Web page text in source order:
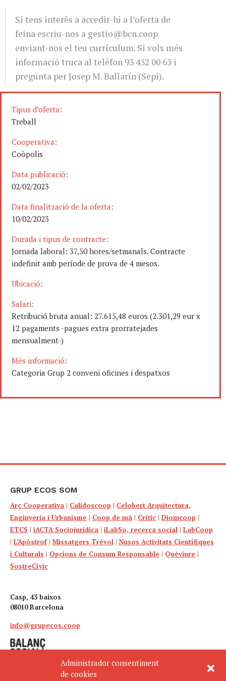
Administrador consentiment
de cookies
Si tens interès a accedir-hi a l’oferta de
feina escriu-nos a gestio@bcn.coop
enviant-nos el teu currículum. Si vols més
informació truca al telèfon 93 432 00 63 i
pregunta per Josep M. Ballarín (Sepi).
Tipus d’oferta:
Treball
Cooperativa:
Coòpolis
Data publicació:
02/02/2023
Data finalització de la oferta:
10/02/2023
Durada i tipus de contracte:
Jornada laboral: 37,50 hores/setmanals. Contracte
indefinit amb període de prova de 4 mesos.
Ubicació:
Salari:
Retribució bruta anual: 27.615,48 euros (2.301,29 eur x
12 pagaments -pagues extra prorratejades
mensualment-)
Més informació:
Categoria Grup 2 conveni oficines i despatxos
GRUP ECOS SOM
Arç Cooperativa | Calidoscoop | Celobert Arquitectura,
Enginyeria i Urbanisme | Coop de mà | Crític | Diomcoop |
ETCS | iACTA Sociojuridica | iLabSo, recerca social | LabCoop
| L’Apòstrof| Missatgers Trèvol | Nusos Activitats Científiques
i Culturals | Opcions de Consum Responsable | Quèviure |
SostreCívic
Casp, 43 baixos
08010 Barcelona
info@grupecos.coop